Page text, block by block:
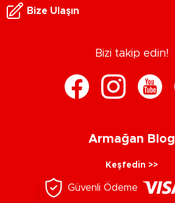
Bize Ulaşın
Bizi takip edin!
Armağan Blog
Keşfedin >>
Güvenli Ödeme